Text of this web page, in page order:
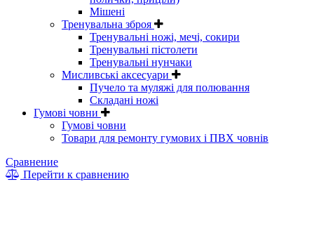
Мішені
Тренувальна зброя
Тренувальні ножі, мечі, сокири
Тренувальні пістолети
Тренувальні нунчаки
Мисливські аксесуари
Пучело та муляжі для полювання
Складані ножі
Гумові човни
Гумові човни
Товари для ремонту гумових і ПВХ човнів
Сравнение
Перейти к сравнению